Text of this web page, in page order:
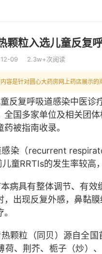
颗粒入选儿童反复
09 2.3w+次阅读
容是针对圆心大药房网上药店展示
反复呼吸道感染中医诊
全国多家单位及相关团
药被指南收录。
染（recurrent
儿童RRTIs的发生率较高，
病具有整体调节、有效
出现反复外感，鼻黏
颗粒 （同贝） 源自全国
荷、荆芥、栀子（炒）